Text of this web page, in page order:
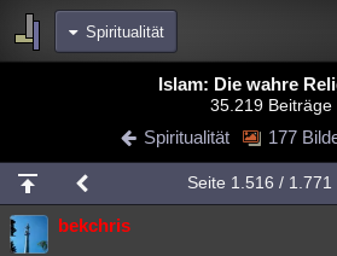
Spiritualität
Diskussionen Blogs
Chat Wiki Neuigkeiten
meine Rubriken
Menschen
Islam: Die wahre
35.219 Beiträge
Spiritualität 177
Seite 1.516 / 1.771
bekchris